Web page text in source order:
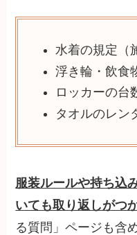
水着の規定（
浮き輪・飲食
ロッカーの台
タオルのレン
服装ルールや持ち込
いても取り返しがつ
る質問」ページも含